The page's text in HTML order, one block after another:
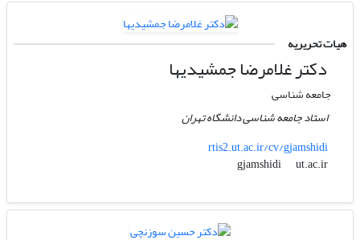
هیات تحریریه
دکتر غلامرضا جمشیدیها
جامعه شناسی
استاد جامعه شناسی دانشگاه تهران
rtis2.ut.ac.ir/cv/gjamshidi
gjamshidi
ut.ac.ir